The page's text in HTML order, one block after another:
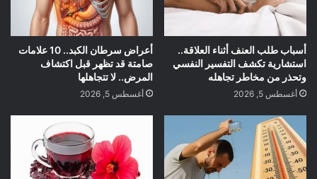
أسباب طلب العنف أثناء العلاقة..
استشارية تكشف التفسير النفسي
وتحذر من مخاطر تجاهله
أغسطس 5, 2026
أعراض سرطان الكبد.. 10 علامات
صامتة قد تظهر قبل اكتشاف
المرض.. لا تتجاهلها
أغسطس 5, 2026